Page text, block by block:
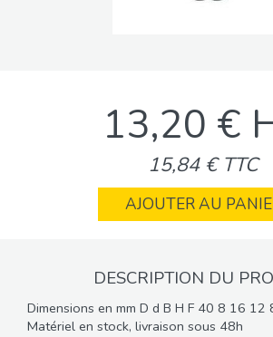
13,20 €
15,84 € TTC
AJOUTER AU
DESCRIPTION DU
Dimensions en mm D d B H F 40 8 16 12
Matériel en stock, livraison sous 48h